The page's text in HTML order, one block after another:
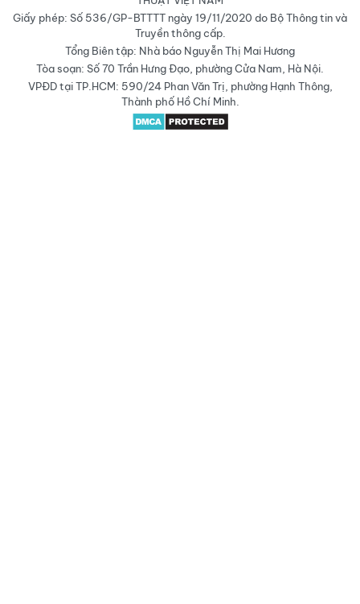
Giấy phép: Số 536/GP-BTTTT ngày 19/11/2020 do Bộ Thông tin và
Truyền thông cấp.
Tổng Biên tập: Nhà báo Nguyễn Thị Mai Hương
Tòa soạn: Số 70 Trần Hưng Đạo, phường Cửa Nam, Hà Nội.
VPĐD tại TP.HCM: 590/24 Phan Văn Trị, phường Hạnh Thông,
Thành phố Hồ Chí Minh.